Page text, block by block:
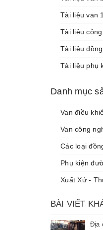
Tài liệu van
Tài liệu
Tài liệu
Tài liệu phụ
Danh mục
Van điều
Van công
Các loại
Phụ kiện
Xuất Xứ -
BÀI VIẾT
Địa